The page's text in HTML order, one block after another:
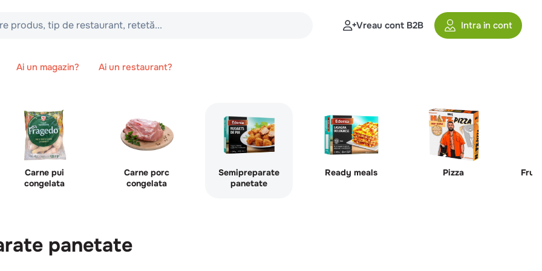
tip de restaurant, retetă...
Vreau cont B2B Intra in cont
Ai un magazin? Ai un restaurant?
Carne pui
congelata
Carne porc
congelata
Semipreparate
panetate
Ready meals Pizza
panetate